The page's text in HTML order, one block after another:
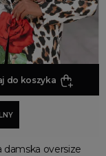
do koszyka
damska oversize